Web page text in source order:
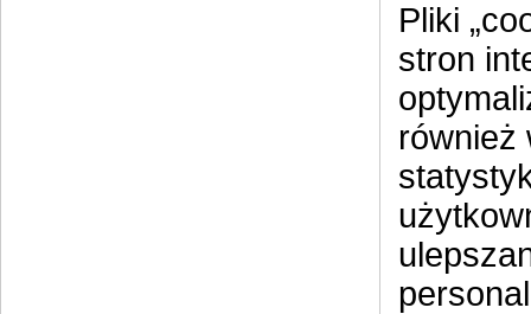
Pliki
stron
również